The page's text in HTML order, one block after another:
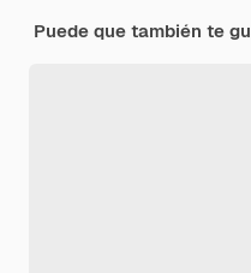
Puede que también te